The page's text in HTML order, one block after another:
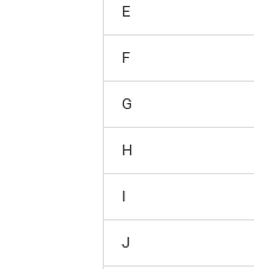
E
F
G
H
I
J